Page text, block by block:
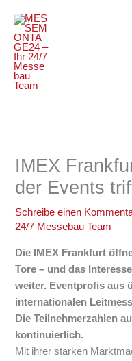
Inhalt
springen
IMEX
der Events
Schreibe einen
24/7 Messebau Team
Die IMEX Frankfurt
Tore – und das
weiter. Eventprofis aus
internationalen
Die Teilnehmerzahlen
kontinuierlich.
Mit ihrer starken